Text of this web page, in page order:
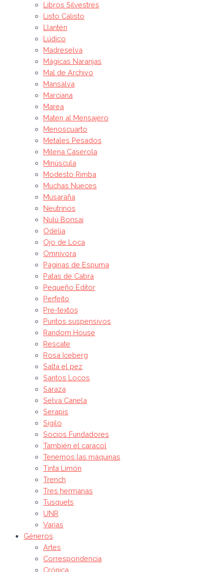
Libros Silvestres
Listo Calisto
Llantén
Lúdico
Madreselva
Mágicas Naranjas
Mal de Archivo
Mansalva
Marciana
Marea
Maten al Mensajero
Menoscuarto
Metales Pesados
Milena Caserola
Minúscula
Modesto Rimba
Muchas Nueces
Musaraña
Neutrinos
Nulú Bonsai
Odelia
Ojo de Loca
Omnívora
Páginas de Espuma
Patas de Cabra
Pequeño Editor
Perfeito
Pre-textos
Puntos suspensivos
Random House
Rescate
Rosa Iceberg
Salta el pez
Santos Locos
Saraza
Selva Canela
Serapis
Sigilo
Socios Fundadores
También el caracol
Tenemos las máquinas
Tinta Limón
Trench
Tres hermanas
Tusquets
UNR
Varias
Géneros
Artes
Correspondencia
Crónica